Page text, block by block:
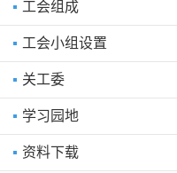
工会组成
工会小组设置
关工委
学习园地
资料下载